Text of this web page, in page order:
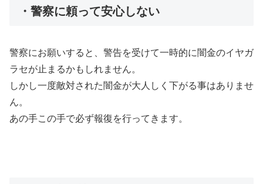
・警察に頼って安心しない
警察にお願いすると、警告を受けて一時的に闇金のイヤガ
ラセが止まるかもしれません。
しかし一度敵対された闇金が大人しく下がる事はありませ
ん。
あの手この手で必ず報復を行ってきます。